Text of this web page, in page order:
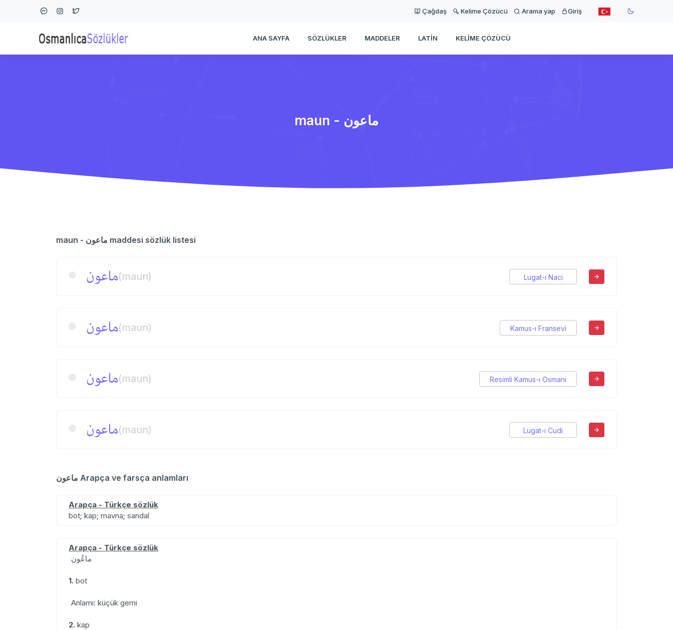
Çağdaş Kelime Çözücü Arama yap Giriş
ANA SAYFA SÖZLÜKLER MADDELER LATIN KELIME ÇÖZÜCÜ
maun - ماعون
maun - ماعون maddesi sözlük listesi
ماعون(maun) Lugat-ı Naci
ماعون(maun) Kamus-ı Fransevi
ماعون(maun) Resimli Kamus-ı Osmani
ماعون(maun) Lugat-ı Cudi
ماعون Arapça ve farsça anlamları
Arapça - Türkçe sözlük
bot; kap; mavna; sandal
Arapça - Türkçe sözlük
ماعُون
1. bot
Anlamı: küçük gemi
2. kap